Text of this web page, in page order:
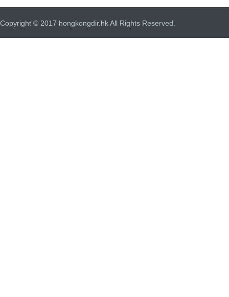
Copyright © 2017 hongkongdir.hk All Rights Reserved.